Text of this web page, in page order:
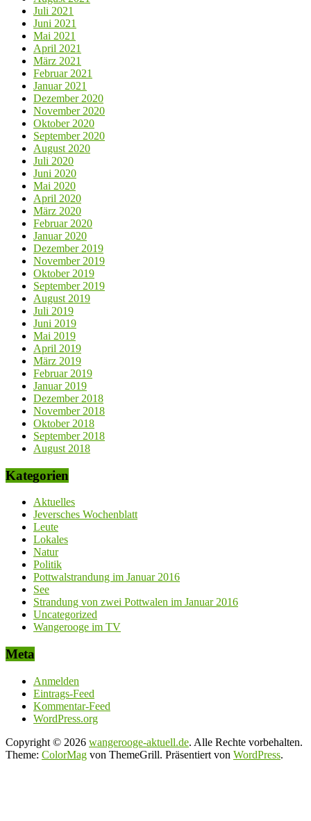
Juli 2021
Juni 2021
Mai 2021
April 2021
März 2021
Februar 2021
Januar 2021
Dezember 2020
November 2020
Oktober 2020
September 2020
August 2020
Juli 2020
Juni 2020
Mai 2020
April 2020
März 2020
Februar 2020
Januar 2020
Dezember 2019
November 2019
Oktober 2019
September 2019
August 2019
Juli 2019
Juni 2019
Mai 2019
April 2019
März 2019
Februar 2019
Januar 2019
Dezember 2018
November 2018
Oktober 2018
September 2018
August 2018
Kategorien
Aktuelles
Jeversches Wochenblatt
Leute
Lokales
Natur
Politik
Pottwalstrandung im Januar 2016
See
Strandung von zwei Pottwalen im Januar 2016
Uncategorized
Wangerooge im TV
Meta
Anmelden
Eintrags-Feed
Kommentar-Feed
WordPress.org
Copyright © 2026 wangerooge-aktuell.de. Alle Rechte vorbehalten.
Theme: ColorMag von ThemeGrill. Präsentiert von WordPress.